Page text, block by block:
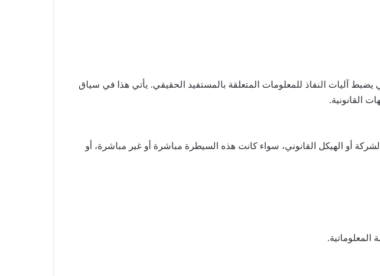
صدر بالرائد الرسمي عدد 5 (بتاريخ 13 جانفي) قرار حكومي يضبط آليات النفاذ للمعلومات المتعلقة بالمستفيد الحقيقي. يأتي هذا في سياق
القانونية.
أو الهيكل القانوني، سواء كانت هذه السيطرة مباشرة أو غير مباشرة، أو